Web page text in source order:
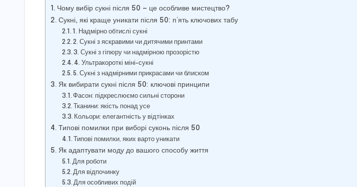
Чому вибір сукні після 50 — це особливе мистецтво?
Сукні, які краще уникати після 50: п’ять ключових табу
1. Надмірно обтислі сукні
2. Сукні з яскравими чи дитячими принтами
3. Сукні з гіпюру чи надмірною прозорістю
4. Ультракороткі міні-сукні
5. Сукні з надмірними прикрасами чи блиском
Як вибирати сукні після 50: ключові принципи
Фасон: підкреслюємо сильні сторони
Тканини: якість понад усе
Кольори: елегантність у відтінках
Типові помилки при виборі суконь після 50
Типові помилки, яких варто уникати
Як адаптувати моду до вашого способу життя
Для роботи
Для відпочинку
Для особливих подій